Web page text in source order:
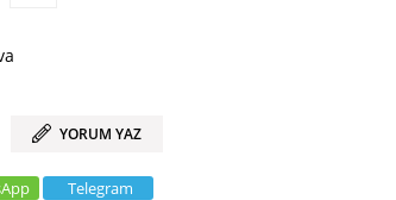
YORUM YAZ
Telegram